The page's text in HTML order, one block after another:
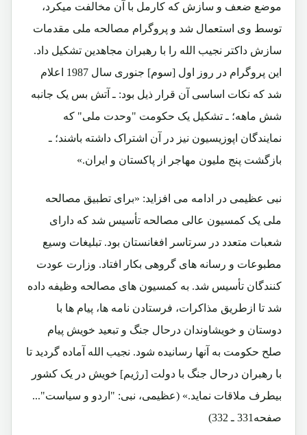
موضع ضعف و سازش که کارمل با آن مخالفت میکرد،
توسط وی استعمال شد و پروگرام مصالحه ملی مقدمات
سازش داکتر نجیب الله را با رهبران مجاهدین تشکیل داد.
این پروگرام در روز اول [سوم] جنوری سال 1987 اعلام
شد که نکات اساسی آن قرار ذیل بود: ـ آتش بس یک جانبه
شش ماهه؛ ـ تشکیل یک حکومت "وحدت ملی" که
نمایندگان اپوزیسیون نیز در آن اشتراک داشته باشند؛ ـ
بازگشت پنج ملیون مهاجر از پاکستان و ایران.»
نبی عظیمی در ادامه می افزاید: «برای تطبیق مصالحه
ملی یک کمسیون عالی مصالحه تأسیس شد که دارای
شعبات متعدد در سرتاسر افغانستان بود. تبلیغات وسیع
مطبوعات و رسانه های گروهی بکار افتاد. وزارت عودت
کنندگان تأسیس شد. به کمسیون های مصالحه وظیفه داده
شد تا ازطریق مذاکرات، فرستادن نامه ها، پیام ها با
دوستان و خویشاوندان درحال جنگ و تبعید خویش پیام
صلح حکومت به آنها رسانیده شود. نجیب الله آماده گردید تا
با رهبران درحال جنگ با دولت [رژیم] خویش در یک کشور
بیطرف ملاقات نماید.» (عظیمی، نبی: "اردو و سیاست"...
صفحه331 ـ 332)